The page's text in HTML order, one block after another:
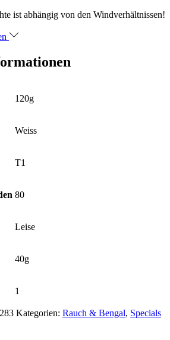
ist abhängig von den Windverhältnissen!
120g
Weiss
T1
80
Leise
40g
1
Kategorien: Rauch & Bengal, Specials